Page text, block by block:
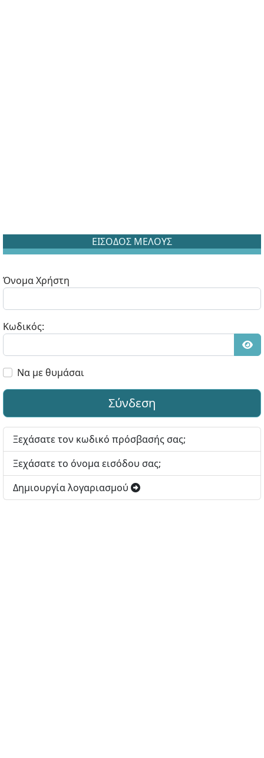
ΕΙΣΟΔΟΣ ΜΕΛΟΥΣ
Όνομα Χρήστη
Κωδικός:
Να με θυμάσαι
Σύνδεση
Ξεχάσατε τον κωδικό πρόσβασής σας;
Ξεχάσατε το όνομα εισόδου σας;
Δημιουργία λογαριασμού